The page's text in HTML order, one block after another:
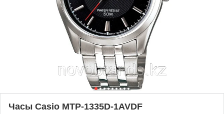
Часы Casio MTP-1335D-1AVDF